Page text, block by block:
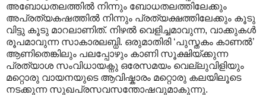
അബോധതലത്തിൽ നിന്നും ബോധതലത്തിലേക്കും
അപ്രത്യകഷത്തിൽ നിന്നും പ്രത്യക്ഷത്തിലേക്കും കൂടു
വിട്ടു കൂടു മാറലാണിത്. നിഴൽ വെളിച്ചമാവുന്ന, വാക്കുകൾ
രൂപമാവുന്ന സാകാരലബ്ധി. ഒരുമാതിരി ‘പുസ്തകം കാണൽ’
ആണിതെങ്കിലും പലപ്പോഴും കാണി സൂക്ഷിയ്ക്കുന്ന
പ്രത്യാശ സംവിധായക്നു ഒരേസമയം വെല്ലുവിളിയും
മറ്റൊരു വായനയുടെ ആവിഷ്കാരം മറ്റൊരു കലയിലൂടെ
നടക്കുന്ന സുഖപ്രസവസന്തോഷവുമാകുന്നു.